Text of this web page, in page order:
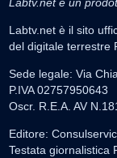
Labtv.net è il sito
del digitale terrestre
Sede legale: Via
P.IVA 02757950643
Oscr. R.E.A. AV
Editore:
Testata giornalistica